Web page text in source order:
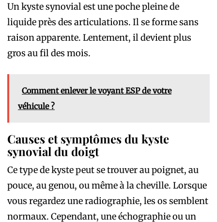
Un kyste synovial est une poche pleine de
liquide près des articulations. Il se forme sans
raison apparente. Lentement, il devient plus
gros au fil des mois.
Comment enlever le voyant ESP de votre
véhicule ?
Causes et symptômes du kyste
synovial du doigt
Ce type de kyste peut se trouver au poignet, au
pouce, au genou, ou même à la cheville. Lorsque
vous regardez une radiographie, les os semblent
normaux. Cependant, une échographie ou un